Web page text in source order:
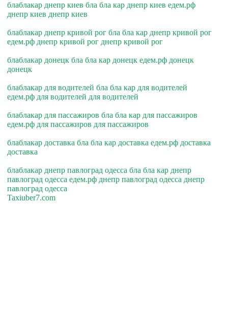
блаблакар днепр киев бла бла кар днепр киев едем.рф
днепр киев днепр киев
блаблакар днепр кривой рог бла бла кар днепр кривой рог
едем.рф днепр кривой рог днепр кривой рог
блаблакар донецк бла бла кар донецк едем.рф донецк
донецк
блаблакар для водителей бла бла кар для водителей
едем.рф для водителей для водителей
блаблакар для пассажиров бла бла кар для пассажиров
едем.рф для пассажиров для пассажиров
блаблакар доставка бла бла кар доставка едем.рф доставка
доставка
блаблакар днепр павлоград одесса бла бла кар днепр
павлоград одесса едем.рф днепр павлоград одесса днепр
павлоград одесса
Taxiuber7.com